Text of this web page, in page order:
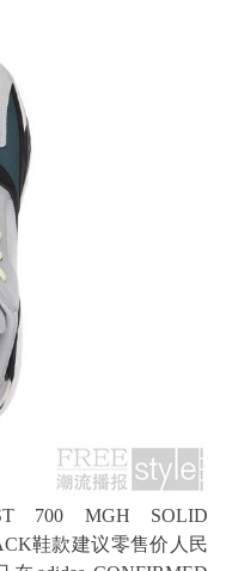
700 MGH SOLID
鞋款建议零售价人民